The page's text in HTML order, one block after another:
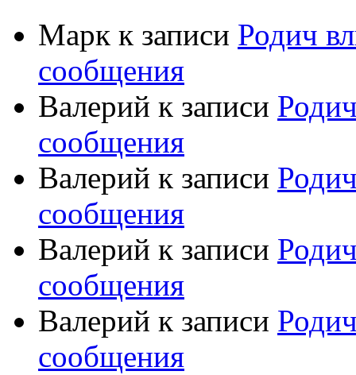
Марк к записи Родич
сообщения
Валерий к записи
сообщения
Валерий к записи
сообщения
Валерий к записи
сообщения
Валерий к записи
сообщения